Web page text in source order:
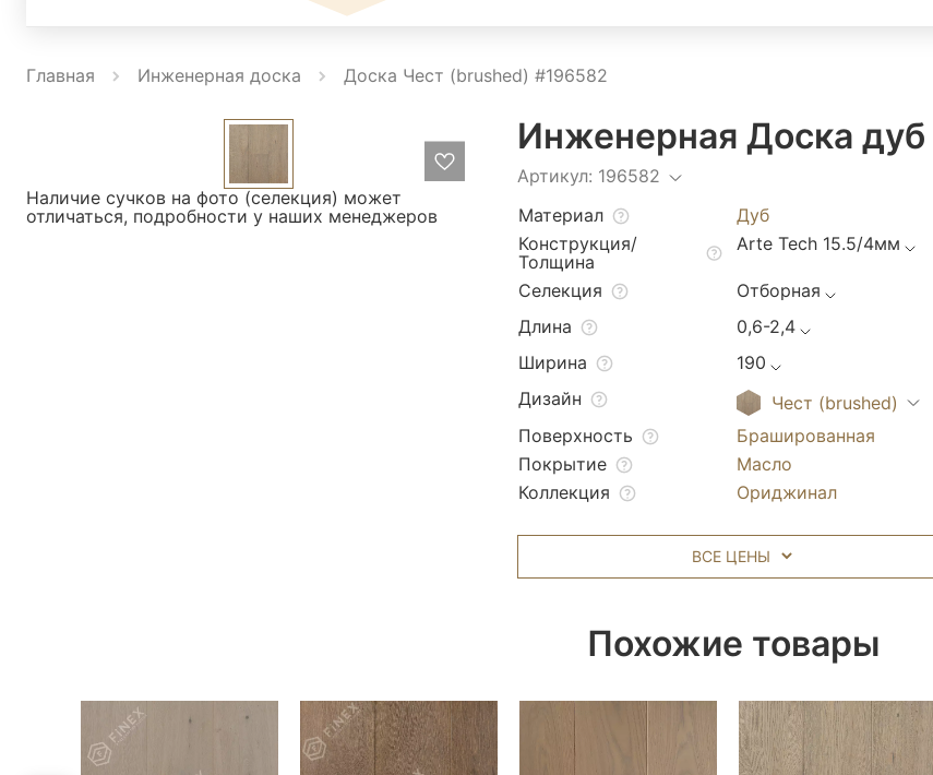
Главная Инженерная доска Доска Чест (brushed) #196582
Наличие сучков на фото (селекция) может
отличаться, подробности у наших менеджеров
Инженерная Доска
Артикул: 196582
Материал
Дуб
Конструкция/
Толщина
Arte Tech 15.5/4мм
Селекция
Отборная
Длина
0,6-2,4
Ширина
190
Дизайн
Чест (brushed)
Поверхность
Брашированная
Покрытие
Масло
Коллекция
Ориджинал
ВСЕ ЦЕНЫ
Похожие товары